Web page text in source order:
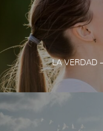
LA VERDAD